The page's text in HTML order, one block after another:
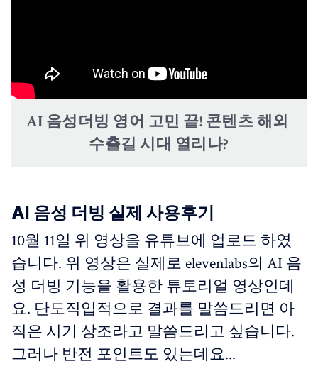
AI 음성더빙 영어 고민 끝! 콘텐츠 해외
수출길 시대 열리나?
AI 음성 더빙 실제 사용후기
10월 11일 위 영상을 유튜브에 업로드 하였
습니다. 위 영상은 실제로 elevenlabs의 AI 음
성 더빙 기능을 활용한 튜토리얼 영상인데
요. 단도직입적으로 결과를 말씀드리면 아
직은 시기 상조라고 말씀드리고 싶습니다.
그러나 반전 포인트도 있는데요...